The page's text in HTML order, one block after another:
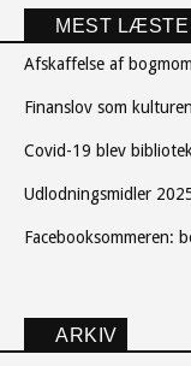
MEST LÆSTE
Afskaffelse af
Finanslov som
Covid-19 blev
Udlodningsmidler
Facebooksommeren:
ARKIV